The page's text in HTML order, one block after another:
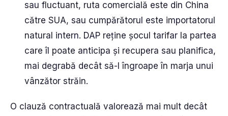
sau fluctuant, ruta comercială este din China
către SUA, sau cumpărătorul este importatorul
natural intern. DAP reține șocul tarifar la partea
care îl poate anticipa și recupera sau planifica,
mai degrabă decât să-l îngroape în marja unui
vânzător străin.
O clauză contractuală valorează mai mult decât